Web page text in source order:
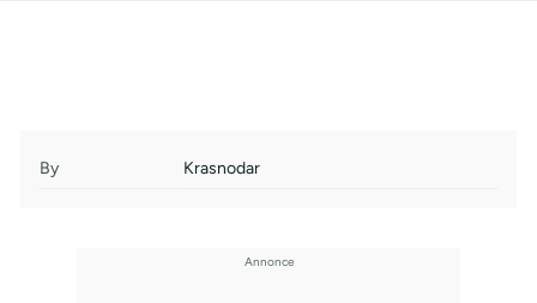
By Krasnodar